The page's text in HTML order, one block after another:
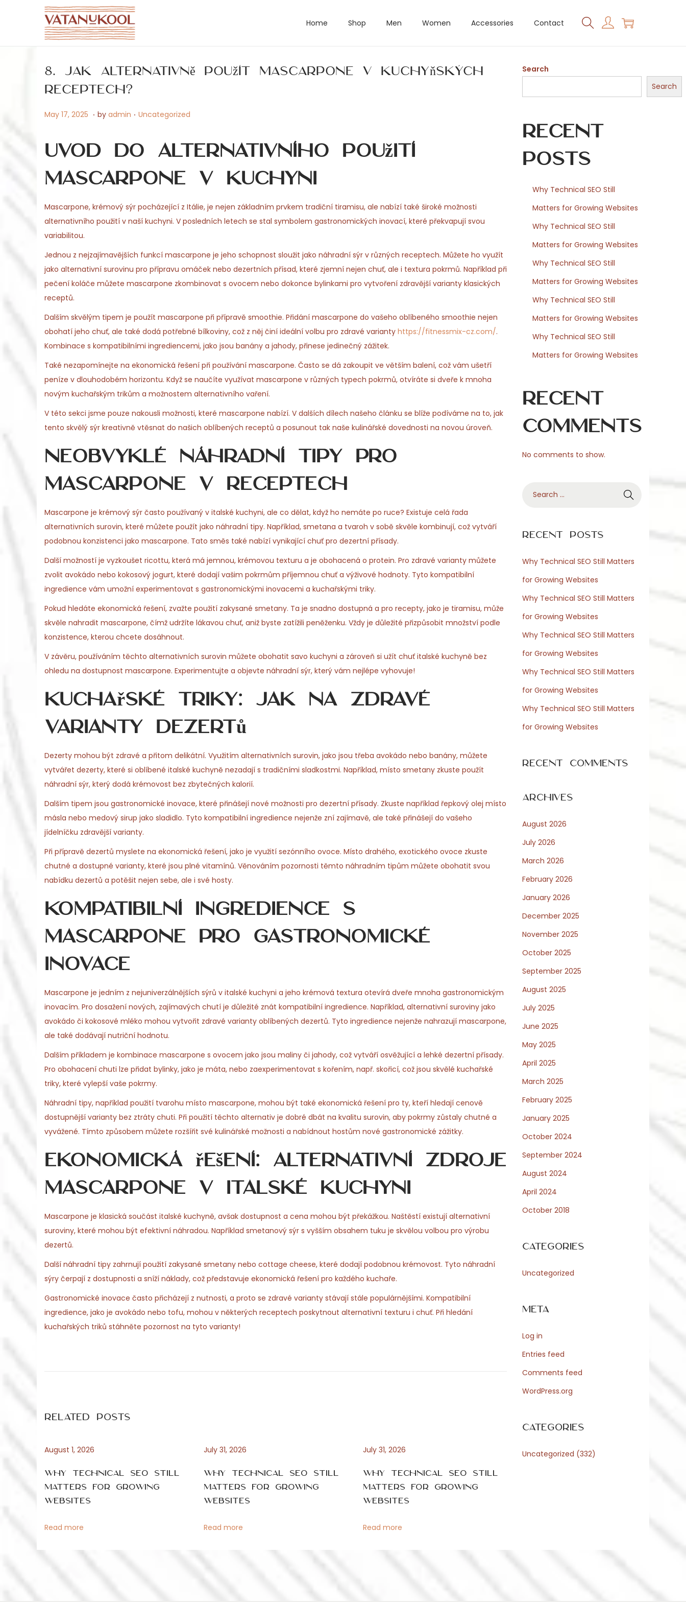
S
p
t
n
v
g
a
S
p
t
c
n
t
e
n
Home Shop Men Women Accessories Contact
8. Jak alternativně použít mascarpone v kuchyňských
receptech?
P
s
t
e
d
May 17, 2025 J
n
u
a
r
2
0
2
. by admin . P
s
t
e
n
Uncategorized
Úvod do alternativního použití
mascarpone v kuchyni
Mascarpone, krémový sýr pocházející z Itálie, je nejen základním prvkem tradiční tiramisu, ale nabízí také široké možnosti
alternativního použití v naší kuchyni. V posledních letech se stal symbolem gastronomických inovací, které překvapují svou
variabilitou.
Jednou z nejzajímavějších funkcí mascarpone je jeho schopnost sloužit jako náhradní sýr v různých receptech. Můžete ho využít
jako alternativní surovinu pro přípravu omáček nebo dezertních přísad, které zjemní nejen chuť, ale i textura pokrmů. Například při
pečení koláče můžete mascarpone zkombinovat s ovocem nebo dokonce bylinkami pro vytvoření zdravější varianty klasických
receptů.
Dalším skvělým tipem je použít mascarpone při přípravě smoothie. Přidání mascarpone do vašeho oblíbeného smoothie nejen
obohatí jeho chuť, ale také dodá potřebné bílkoviny, což z něj činí ideální volbu pro zdravé varianty https://fitnessmix-cz.com/.
Kombinace s kompatibilními ingrediencemi, jako jsou banány a jahody, přinese jedinečný zážitek.
Také nezapomínejte na ekonomická řešení při používání mascarpone. Často se dá zakoupit ve větším balení, což vám ušetří
peníze v dlouhodobém horizontu. Když se naučíte využívat mascarpone v různých typech pokrmů, otvíráte si dveře k mnoha
novým kuchařským trikům a možnostem alternativního vaření.
V této sekci jsme pouze nakousli možnosti, které mascarpone nabízí. V dalších dílech našeho článku se blíže podíváme na to, jak
tento skvělý sýr kreativně vtěsnat do našich oblíbených receptů a posunout tak naše kulinářské dovednosti na novou úroveň.
Neobvyklé náhradní tipy pro
mascarpone v receptech
Mascarpone je krémový sýr často používaný v italské kuchyni, ale co dělat, když ho nemáte po ruce? Existuje celá řada
alternativních surovin, které můžete použít jako náhradní tipy. Například, smetana a tvaroh v sobě skvěle kombinují, což vytváří
podobnou konzistenci jako mascarpone. Tato směs také nabízí vynikající chuť pro dezertní přísady.
Další možností je vyzkoušet ricottu, která má jemnou, krémovou texturu a je obohacená o protein. Pro zdravé varianty můžete
zvolit avokádo nebo kokosový jogurt, které dodají vašim pokrmům příjemnou chuť a výživové hodnoty. Tyto kompatibilní
ingredience vám umožní experimentovat s gastronomickými inovacemi a kuchařskými triky.
Pokud hledáte ekonomická řešení, zvažte použití zakysané smetany. Ta je snadno dostupná a pro recepty, jako je tiramisu, může
skvěle nahradit mascarpone, čímž udržíte lákavou chuť, aniž byste zatížili peněženku. Vždy je důležité přizpůsobit množství podle
konzistence, kterou chcete dosáhnout.
V závěru, používáním těchto alternativních surovin můžete obohatit savo kuchyni a zároveň si užít chuť italské kuchyně bez
ohledu na dostupnost mascarpone. Experimentujte a objevte náhradní sýr, který vám nejlépe vyhovuje!
Kuchařské triky: Jak na zdravé
varianty dezertů
Dezerty mohou být zdravé a přitom delikátní. Využitím alternativních surovin, jako jsou třeba avokádo nebo banány, můžete
vytvářet dezerty, které si oblíbené italské kuchyně nezadají s tradičními sladkostmi. Například, místo smetany zkuste použít
náhradní sýr, který dodá krémovost bez zbytečných kalorií.
Dalším tipem jsou gastronomické inovace, které přinášejí nové možnosti pro dezertní přísady. Zkuste například řepkový olej místo
másla nebo medový sirup jako sladidlo. Tyto kompatibilní ingredience nejenže zní zajímavě, ale také přinášejí do vašeho
jídelníčku zdravější varianty.
Při přípravě dezertů myslete na ekonomická řešení, jako je využití sezónního ovoce. Místo drahého, exotického ovoce zkuste
chutné a dostupné varianty, které jsou plné vitamínů. Věnováním pozornosti těmto náhradním tipům můžete obohatit svou
nabídku dezertů a potěšit nejen sebe, ale i své hosty.
Kompatibilní ingredience s
mascarpone pro gastronomické
inovace
Mascarpone je jedním z nejuniverzálnějších sýrů v italské kuchyni a jeho krémová textura otevírá dveře mnoha gastronomickým
inovacím. Pro dosažení nových, zajímavých chutí je důležité znát kompatibilní ingredience. Například, alternativní suroviny jako
avokádo či kokosové mléko mohou vytvořit zdravé varianty oblíbených dezertů. Tyto ingredience nejenže nahrazují mascarpone,
ale také dodávají nutriční hodnotu.
Dalším příkladem je kombinace mascarpone s ovocem jako jsou maliny či jahody, což vytváří osvěžující a lehké dezertní přísady.
Pro obohacení chuti lze přidat bylinky, jako je máta, nebo zaexperimentovat s kořením, např. skořicí, což jsou skvělé kuchařské
triky, které vylepší vaše pokrmy.
Náhradní tipy, například použití tvarohu místo mascarpone, mohou být také ekonomická řešení pro ty, kteří hledají cenově
dostupnější varianty bez ztráty chuti. Při použití těchto alternativ je dobré dbát na kvalitu surovin, aby pokrmy zůstaly chutné a
vyvážené. Tímto způsobem můžete rozšířit své kulinářské možnosti a nabídnout hostům nové gastronomické zážitky.
Ekonomická řešení: Alternativní zdroje
mascarpone v italské kuchyni
Mascarpone je klasická součást italské kuchyně, avšak dostupnost a cena mohou být překážkou. Naštěstí existují alternativní
suroviny, které mohou být efektivní náhradou. Například smetanový sýr s vyšším obsahem tuku je skvělou volbou pro výrobu
dezertů.
Další náhradní tipy zahrnují použití zakysané smetany nebo cottage cheese, které dodají podobnou krémovost. Tyto náhradní
sýry čerpají z dostupnosti a sníží náklady, což představuje ekonomická řešení pro každého kuchaře.
Gastronomické inovace často přicházejí z nutnosti, a proto se zdravé varianty stávají stále populárnějšími. Kompatibilní
ingredience, jako je avokádo nebo tofu, mohou v některých receptech poskytnout alternativní texturu i chuť. Při hledání
kuchařských triků stáhněte pozornost na tyto varianty!
s
n
a
s
p
o
s
:
a
m
p
Related Posts
August 1, 2026
Why Technical SEO Still
Matters for Growing
Websites
Read more
July 31, 2026
Why Technical SEO Still
Matters for Growing
Websites
Read more
July 31, 2026
Why Technical SEO Still
Matters for Growing
Websites
Read more
Search
Search
Recent
Posts
Why Technical SEO Still
Matters for Growing Websites
Why Technical SEO Still
Matters for Growing Websites
Why Technical SEO Still
Matters for Growing Websites
Why Technical SEO Still
Matters for Growing Websites
Why Technical SEO Still
Matters for Growing Websites
Recent
Comments
No comments to show.
r
h
f
r
:
Recent Posts
Why Technical SEO Still Matters
for Growing Websites
Why Technical SEO Still Matters
for Growing Websites
Why Technical SEO Still Matters
for Growing Websites
Why Technical SEO Still Matters
for Growing Websites
Why Technical SEO Still Matters
for Growing Websites
Recent Comments
Archives
August 2026
July 2026
March 2026
February 2026
January 2026
December 2025
November 2025
October 2025
September 2025
August 2025
July 2025
June 2025
May 2025
April 2025
March 2025
February 2025
January 2025
October 2024
September 2024
August 2024
April 2024
October 2018
Categories
Uncategorized
Meta
Log in
Entries feed
Comments feed
WordPress.org
Categories
Uncategorized (332)